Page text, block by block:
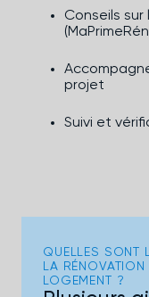
Conseils
projet
Suivi et
QUELLES SONT
LA RÉNOVATION
LOGEMENT ?